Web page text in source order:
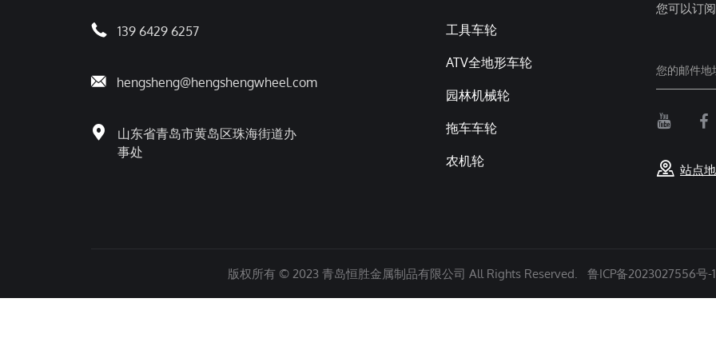
139 6429 6257
hengsheng@hengshengwheel.com
山东省青岛市黄岛区珠海街道办
事处
工具车轮
ATV全地形车轮
园林机械轮
拖车车轮
农机轮
您可以订
站点
版权所有 © 2023 青岛恒胜金属制品有限公司 All Rights Reserved. 鲁ICP备2023027556号-1